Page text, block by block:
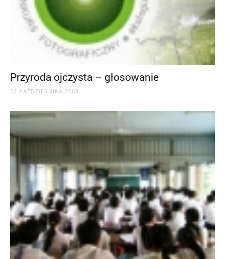
Przyroda ojczysta – głosowanie
22 PAŹDZIERNIKA 2008